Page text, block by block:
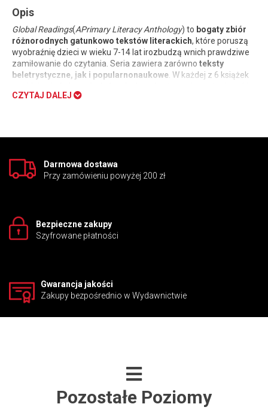
Opis
Global Readings(APrimary Literacy Anthology) to bogaty zbiór
różnorodnych gatunkowo tekstów literackich, które poruszą
wyobraźnię dzieci w wieku 7-14 lat irozbudzą wnich prawdziwe
zamiłowanie do czytania. Seria zawiera zarówno teksty
beletrystyczne, jak i popularnonaukowe . W każdej z 6 książek
jak streszczanie i wizualizacja informacji.
CZYTAJ DALEJ
Darmowa dostawa
Przy zamówieniu powyżej 200 zł
Bezpieczne zakupy
Szyfrowane płatności
Gwarancja jakości
Zakupy bezpośrednio w Wydawnictwie
Pozostałe Poziomy